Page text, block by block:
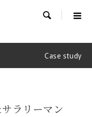

Case study
ラリーマン